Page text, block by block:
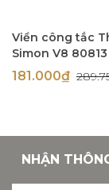
Viền công tắc
Simon V8 80813
181.000₫
NHẬN